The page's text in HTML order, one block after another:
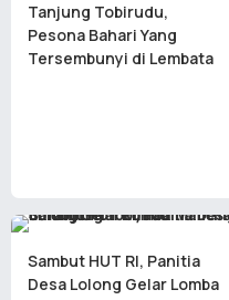
Tanjung Tobirudu,
Pesona Bahari Yang
Tersembunyi di Lembata
Sambut HUT RI, Panitia
Desa Lolong Gelar Lomba